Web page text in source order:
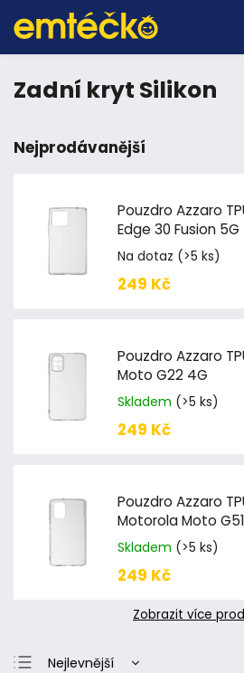
Zadní kryt Silikon
Nejprodávanější
Pouzdro Azzaro
Edge 30 Fusion 5G
Na dotaz (>5 ks)
249 Kč
Pouzdro Azzaro
Moto G22 4G
Skladem (>5 ks)
249 Kč
Pouzdro Azzaro
Motorola Moto
Skladem (>5 ks)
249 Kč
Zobrazit více
Nejlevnější